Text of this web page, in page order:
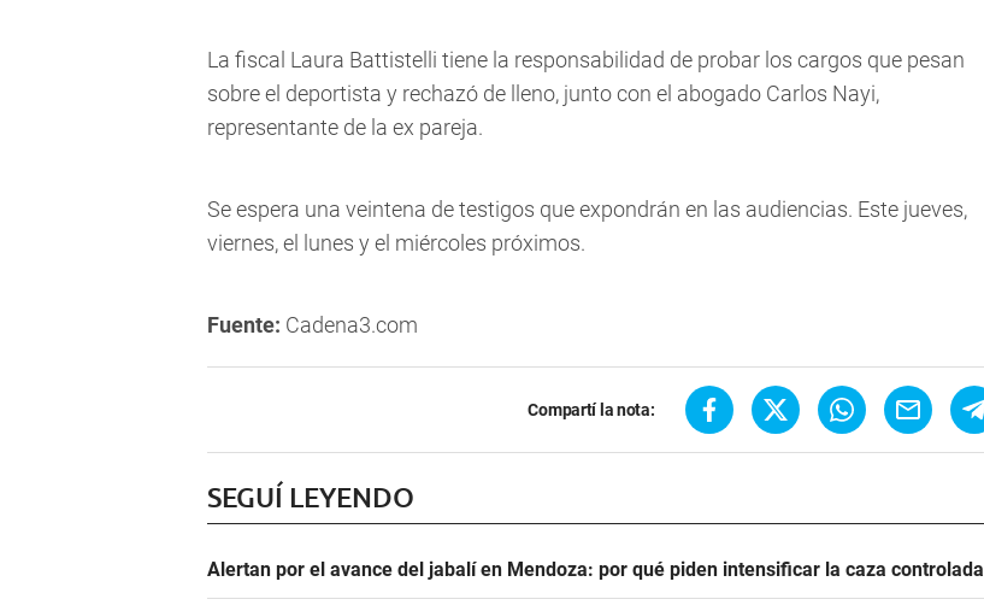
La fiscal Laura Battistelli tiene la responsabilidad de probar los cargos que pesan
sobre el deportista y rechazó de lleno, junto con el abogado Carlos Nayi,
representante de la ex pareja.
Se espera una veintena de testigos que expondrán en las audiencias. Este jueves,
viernes, el lunes y el miércoles próximos.
Fuente: Cadena3.com
Compartí la nota:
SEGUÍ LEYENDO
Alertan por el avance del jabalí en Mendoza: por qué piden intensificar la caza controlada